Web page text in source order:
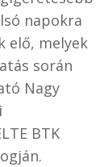
napokra
elő, melyek
során
Nagy
BTK